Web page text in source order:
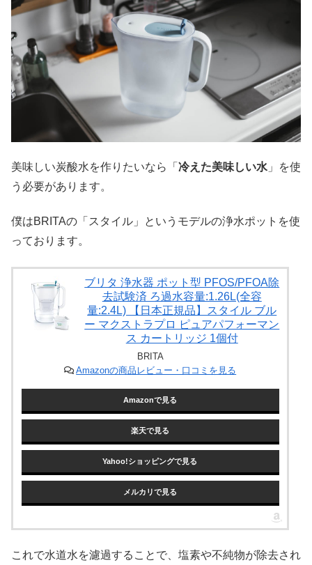
美味しい炭酸水を作りたいなら「 冷えた美味しい水 」を使
う必要があります。
僕はBRITAの「スタイル」というモデルの浄水ポットを使
っております。
ブリタ 浄水器 ポット型 PFOS/PFOA除
去試験済 ろ過水容量:1.26L(全容
量:2.4L) 【日本正規品】スタイル ブル
ー マクストラプロ ピュアパフォーマン
ス カートリッジ 1個付
BRITA
Amazonの商品レビュー・口コミを見る
Amazonで見る
楽天で見る
Yahoo!ショッピングで見る
メルカリで見る
これで水道水を濾過することで、塩素や不純物が除去され